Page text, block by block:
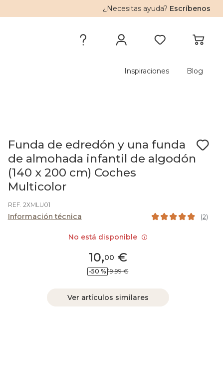
¿Necesitas ayuda? Escríbenos
Inspiraciones Blog
Funda de edredón y una funda
de almohada infantil de algodón
(140 x 200 cm) Coches
Multicolor
REF. 2XMLU01
Información técnica (2)
10,00 €
-50 % 19,99 €
Ver artículos similares